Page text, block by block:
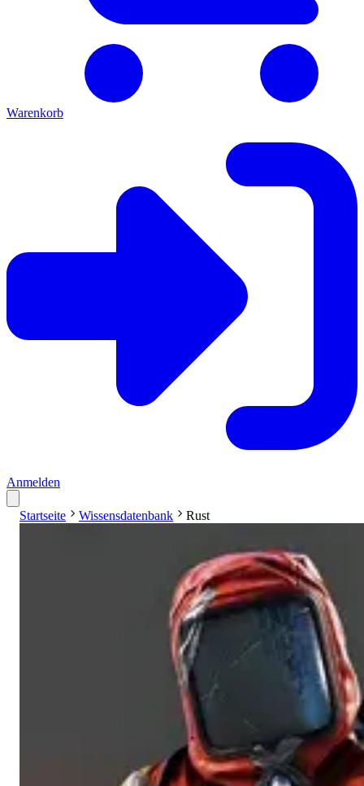
Warenkorb
Anmelden
Startseite Wissensdatenbank Rust